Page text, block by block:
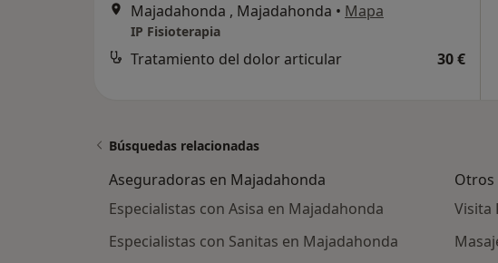
Majadahonda , Majadahonda • Mapa
IP Fisioterapia
Tratamiento del dolor articular 30 €
Búsquedas relacionadas
Aseguradoras en Majadahonda
Especialistas con Asisa en Majadahonda
Especialistas con Sanitas en Majadahonda
Otros
Visita